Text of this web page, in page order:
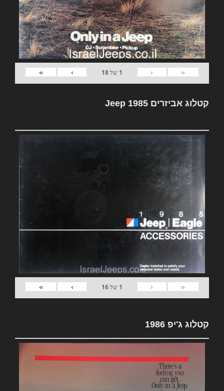
«
‹
1 של18
›
»
קטלוג אביזרים Jeep 1985
«
‹
1 של16
›
»
קטלוג ג'יפ 1986